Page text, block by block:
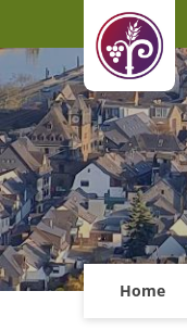
Zum Inhalt springen
Home